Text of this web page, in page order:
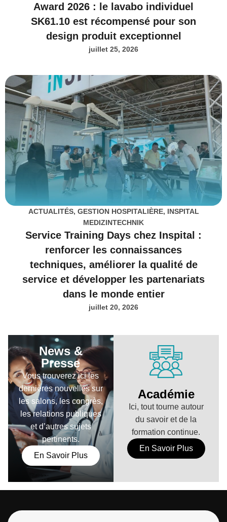
Award 2026 : le lavabo individuel
SK61.10 est récompensé pour son
design produit exceptionnel
juillet 25, 2026
ACTUALITÉS, GESTION HOSPITALIÈRE, INSPITAL
MEDIZINTECHNIK
Service Training Days chez Inspital :
renforcer les connaissances
techniques, améliorer la qualité de
service et développer les partenariats
dans le monde entier
juillet 20, 2026
Académie
Ici, tout tourne autour
du savoir et de la
formation continue.
En Savoir Plus
News &
Presse
Vous trouverez ici les
dernières nouvelles sur
les salons, les congrès,
les relations publiques
et d’autres sujets
pertinents.
En Savoir Plus